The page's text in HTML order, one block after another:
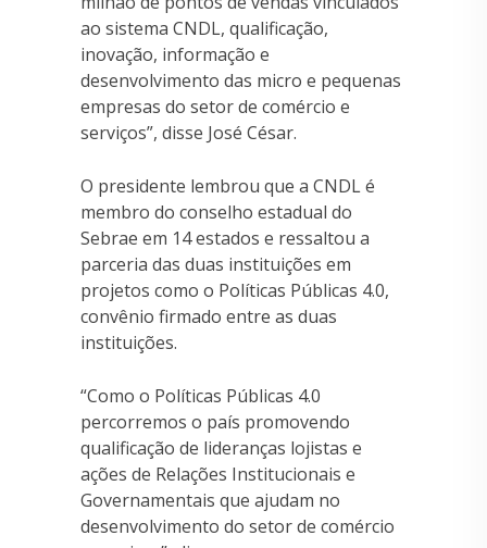
ao sistema CNDL, qualificação,
inovação, informação e
desenvolvimento das micro e pequenas
empresas do setor de comércio e
serviços”, disse José César.
O presidente lembrou que a CNDL é
membro do conselho estadual do
Sebrae em 14 estados e ressaltou a
parceria das duas instituições em
projetos como o Políticas Públicas 4.0,
convênio firmado entre as duas
instituições.
“Como o Políticas Públicas 4.0
percorremos o país promovendo
qualificação de lideranças lojistas e
ações de Relações Institucionais e
Governamentais que ajudam no
desenvolvimento do setor de comércio